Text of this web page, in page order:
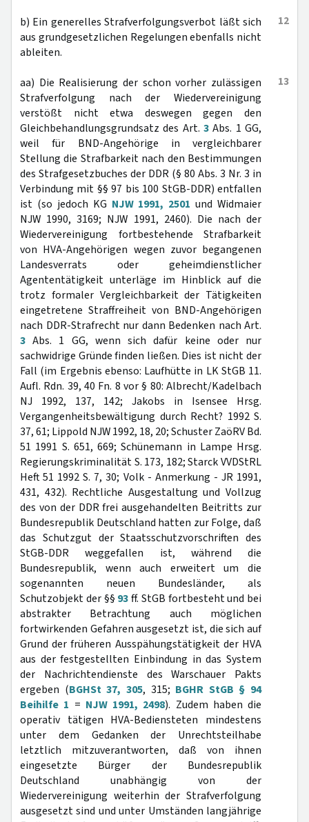
12
b) Ein generelles Strafverfolgungsverbot läßt sich
aus grundgesetzlichen Regelungen ebenfalls nicht
ableiten.
13
aa) Die Realisierung der schon vorher zulässigen
Strafverfolgung nach der Wiedervereinigung
verstößt nicht etwa deswegen gegen den
Gleichbehandlungsgrundsatz des Art. 3 Abs. 1 GG,
weil für BND-Angehörige in vergleichbarer
Stellung die Strafbarkeit nach den Bestimmungen
des Strafgesetzbuches der DDR (§ 80 Abs. 3 Nr. 3 in
Verbindung mit §§ 97 bis 100 StGB-DDR) entfallen
ist (so jedoch KG NJW 1991, 2501 und Widmaier
NJW 1990, 3169; NJW 1991, 2460). Die nach der
Wiedervereinigung fortbestehende Strafbarkeit
von HVA-Angehörigen wegen zuvor begangenen
Landesverrats oder geheimdienstlicher
Agententätigkeit unterläge im Hinblick auf die
trotz formaler Vergleichbarkeit der Tätigkeiten
eingetretene Straffreiheit von BND-Angehörigen
nach DDR-Strafrecht nur dann Bedenken nach Art.
3 Abs. 1 GG, wenn sich dafür keine oder nur
sachwidrige Gründe finden ließen. Dies ist nicht der
Fall (im Ergebnis ebenso: Laufhütte in LK StGB 11.
Aufl. Rdn. 39, 40 Fn. 8 vor § 80: Albrecht/Kadelbach
NJ 1992, 137, 142; Jakobs in Isensee Hrsg.
Vergangenheitsbewältigung durch Recht? 1992 S.
37, 61; Lippold NJW 1992, 18, 20; Schuster ZaöRV Bd.
51 1991 S. 651, 669; Schünemann in Lampe Hrsg.
Regierungskriminalität S. 173, 182; Starck VVDStRL
Heft 51 1992 S. 7, 30; Volk - Anmerkung - JR 1991,
431, 432). Rechtliche Ausgestaltung und Vollzug
des von der DDR frei ausgehandelten Beitritts zur
Bundesrepublik Deutschland hatten zur Folge, daß
das Schutzgut der Staatsschutzvorschriften des
StGB-DDR weggefallen ist, während die
Bundesrepublik, wenn auch erweitert um die
sogenannten neuen Bundesländer, als
Schutzobjekt der §§ 93ff. StGB fortbesteht und bei
abstrakter Betrachtung auch möglichen
fortwirkenden Gefahren ausgesetzt ist, die sich auf
Grund der früheren Ausspähungstätigkeit der HVA
aus der festgestellten Einbindung in das System
der Nachrichtendienste des Warschauer Pakts
ergeben (BGHSt 37, 305, 315; BGHR StGB § 94
Beihilfe 1 = NJW 1991, 2498). Zudem haben die
operativ tätigen HVA-Bediensteten mindestens
unter dem Gedanken der Unrechtsteilhabe
letztlich mitzuverantworten, daß von ihnen
eingesetzte Bürger der Bundesrepublik
Deutschland unabhängig von der
Wiedervereinigung weiterhin der Strafverfolgung
ausgesetzt sind und unter Umständen langjährige